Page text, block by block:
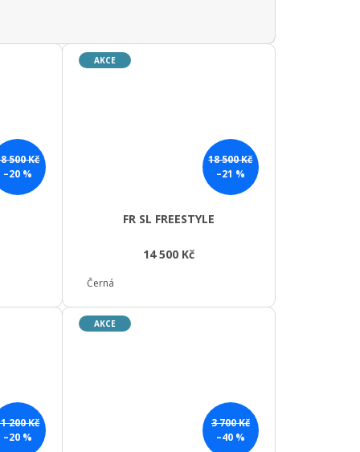
500 Kč
–20 %
18 500 Kč
–21 %
AKCE
FR SL FREESTYLE
14 500 Kč
Černá
200 Kč
–20 %
3 700 Kč
–40 %
AKCE